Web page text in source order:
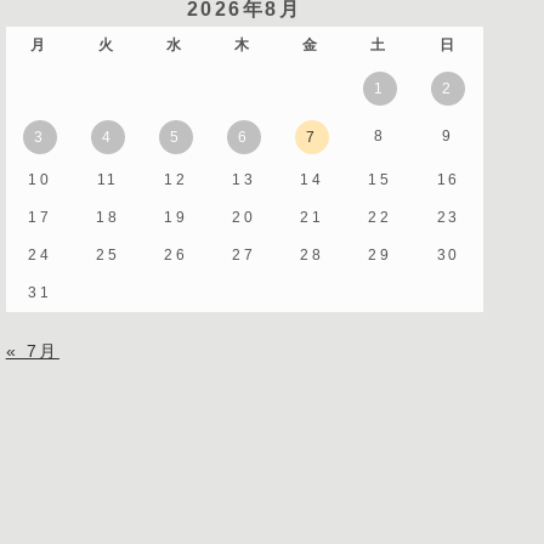
2026年8月
月 火 水 木 金 土 日
1 2
3 4 5 6 7 8 9
10 11 12 13 14 15 16
17 18 19 20 21 22 23
24 25 26 27 28 29 30
31
« 7月